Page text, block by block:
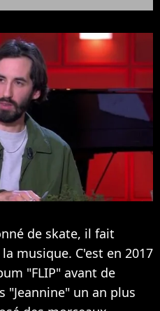
de skate, il fait
musique. C'est en 2017
"FLIP" avant de
"Jeannine" un an plus